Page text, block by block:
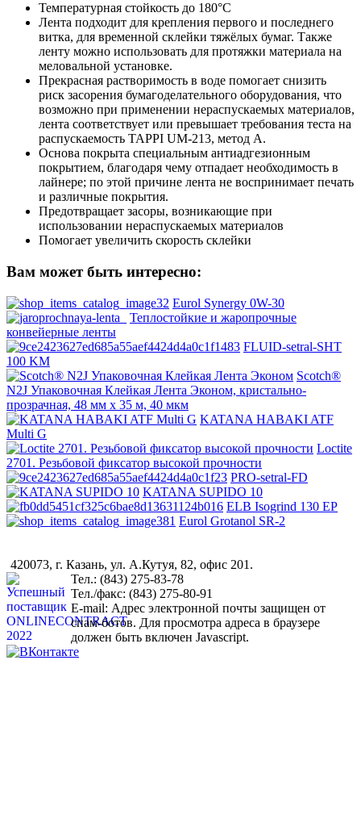
Температурная стойкость до 180°C
Лента подходит для крепления первого и последнего
витка, для временной склейки тяжёлых бумаг. Также
ленту можно использовать для протяжки материала на
меловальной установке.
Прекрасная растворимость в воде помогает снизить
риск засорения бумагоделательного оборудования, что
возможно при применении нераспускаемых материалов,
лента соответствует или превышает требования теста на
распускаемость TAPPI UM-213, метод A.
Основа покрыта специальным антиадгезионным
покрытием, благодаря чему отпадает необходимость в
лайнере; по этой причине лента не воспринимает печать
и различные покрытия.
Предотвращает засоры, возникающие при
использовании нераспускаемых материалов
Помогает увеличить скорость склейки
Вам может быть интересно:
Eurol Synergy 0W-30
Теплостойкие и жаропрочные
конвейерные ленты
FLUID-setral-SHT
100 KM
Scotch®
N2J Упаковочная Клейкая Лента Эконом, кристально-
прозрачная, 48 мм х 35 м, 40 мкм
KATANA HABAKI ATF
Multi G
Loctite
2701. Резьбовой фиксатор высокой прочности
PRO-setral-FD
KATANA SUPIDO 10
ELB Isogrind 130 EP
Eurol Grotanol SR-2
420073, г. Казань, ул. А.Кутуя, 82, офис 201.
Тел.: (843) 275-83-78
Тел./факс: (843) 275-80-91
Е-mail: Адрес электронной почты защищен от
спам-ботов. Для просмотра адреса в браузере
должен быть включен Javascript.